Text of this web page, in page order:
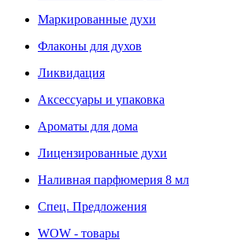
Маркированные духи
Флаконы для духов
Ликвидация
Аксессуары и упаковка
Ароматы для дома
Лицензированные духи
Наливная парфюмерия 8 мл
Cпец. Предложения
WOW - товары